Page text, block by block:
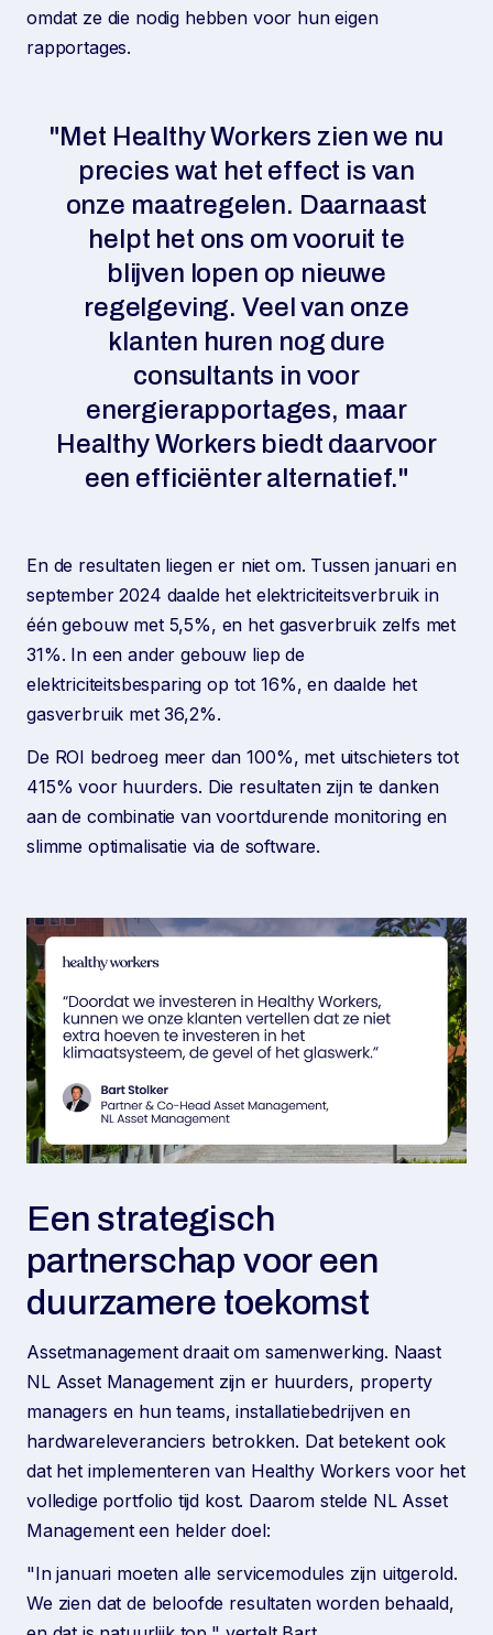
omdat ze die nodig hebben voor hun eigen
rapportages.
"Met Healthy Workers zien we nu
precies wat het effect is van
onze maatregelen. Daarnaast
helpt het ons om vooruit te
blijven lopen op nieuwe
regelgeving. Veel van onze
klanten huren nog dure
consultants in voor
energierapportages, maar
Healthy Workers biedt daarvoor
een efficiënter alternatief."
En de resultaten liegen er niet om. Tussen januari en
september 2024 daalde het elektriciteitsverbruik in
één gebouw met 5,5%, en het gasverbruik zelfs met
31%. In een ander gebouw liep de
elektriciteitsbesparing op tot 16%, en daalde het
gasverbruik met 36,2%.
De ROI bedroeg meer dan 100%, met uitschieters tot
415% voor huurders. Die resultaten zijn te danken
aan de combinatie van voortdurende monitoring en
slimme optimalisatie via de software.
Een strategisch
partnerschap voor een
duurzamere toekomst
Assetmanagement draait om samenwerking. Naast
NL Asset Management zijn er huurders, property
managers en hun teams, installatiebedrijven en
hardwareleveranciers betrokken. Dat betekent ook
dat het implementeren van Healthy Workers voor het
volledige portfolio tijd kost. Daarom stelde NL Asset
Management een helder doel:
"In januari moeten alle servicemodules zijn uitgerold.
We zien dat de beloofde resultaten worden behaald,